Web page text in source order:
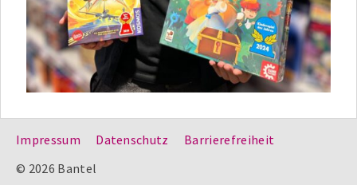
Impressum Datenschutz
Barrierefreiheit
© 2026 Bantel